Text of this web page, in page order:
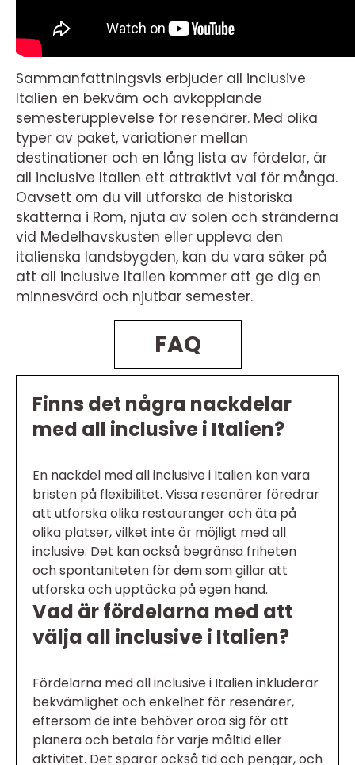
Sammanfattningsvis erbjuder all inclusive
Italien en bekväm och avkopplande
semesterupplevelse för resenärer. Med olika
typer av paket, variationer mellan
destinationer och en lång lista av fördelar, är
all inclusive Italien ett attraktivt val för många.
Oavsett om du vill utforska de historiska
skatterna i Rom, njuta av solen och stränderna
vid Medelhavskusten eller uppleva den
italienska landsbygden, kan du vara säker på
att all inclusive Italien kommer att ge dig en
minnesvärd och njutbar semester.
FAQ
Finns det några nackdelar
med all inclusive i Italien?
En nackdel med all inclusive i Italien kan vara
bristen på flexibilitet. Vissa resenärer föredrar
att utforska olika restauranger och äta på
olika platser, vilket inte är möjligt med all
inclusive. Det kan också begränsa friheten
och spontaniteten för dem som gillar att
utforska och upptäcka på egen hand.
Vad är fördelarna med att
välja all inclusive i Italien?
Fördelarna med all inclusive i Italien inkluderar
bekvämlighet och enkelhet för resenärer,
eftersom de inte behöver oroa sig för att
planera och betala för varje måltid eller
aktivitet. Det sparar också tid och pengar, och